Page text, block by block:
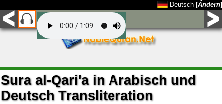
Deutsch [Ändern]
Sura al-Qari'a in Arabisch und
Deutsch Transliteration